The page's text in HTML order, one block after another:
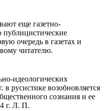
еще газетно-
публицистические
очередь в газетах и
читателю.
идеологических
в русистике возобновляется
сознания и ее
г. Л. П.